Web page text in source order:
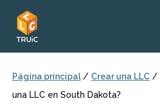
Página principal / Crear una LLC /
una LLC en South Dakota?